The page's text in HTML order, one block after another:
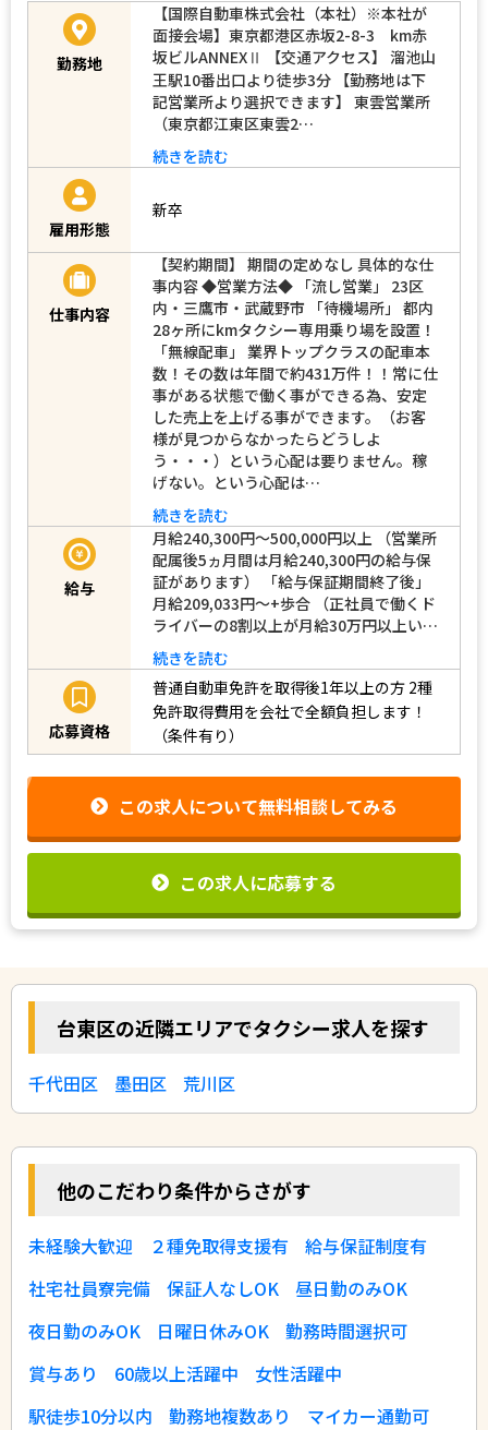
勤務地
【国際自動車株式会社（本社）※本社が
面接会場】東京都港区赤坂2-8-3 km赤
坂ビルANNEXⅡ 【交通アクセス】 溜池山
王駅10番出口より徒歩3分 【勤務地は下
記営業所より選択できます】 東雲営業所
（東京都江東区東雲2…
続きを読む
雇用形態
新卒
仕事内容
【契約期間】 期間の定めなし 具体的な仕
事内容 ◆営業方法◆ 「流し営業」 23区
内・三鷹市・武蔵野市 「待機場所」 都内
28ヶ所にkmタクシー専用乗り場を設置！
「無線配車」 業界トップクラスの配車本
数！その数は年間で約431万件！！常に仕
事がある状態で働く事ができる為、安定
した売上を上げる事ができます。（お客
様が見つからなかったらどうしよ
う・・・）という心配は要りません。稼
げない。という心配は…
続きを読む
給与
月給240,300円～500,000円以上 （営業所
配属後5ヵ月間は月給240,300円の給与保
証があります） 「給与保証期間終了後」
月給209,033円～+歩合 （正社員で働くド
ライバーの8割以上が月給30万円以上い…
続きを読む
応募資格
普通自動車免許を取得後1年以上の方 2種
免許取得費用を会社で全額負担します！
（条件有り）
この求人について無料相談してみる
この求人に応募する
台東区の近隣エリアでタクシー求人を探す
千代田区 墨田区 荒川区
他のこだわり条件からさがす
未経験大歓迎 ２種免取得支援有
給与保証制度有
社宅社員寮完備
保証人なしOK
昼日勤のみOK
夜日勤のみOK
日曜日休みOK
勤務時間選択可
賞与あり
60歳以上活躍中
女性活躍中
駅徒歩10分以内
勤務地複数あり
マイカー通勤可